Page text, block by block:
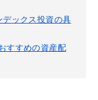
ックス投資の具
すすめの資産配